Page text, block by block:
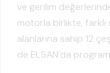
ve gerilim
motorla birlikte, farklı
alanlarına sahip 12
de ELSAN’da